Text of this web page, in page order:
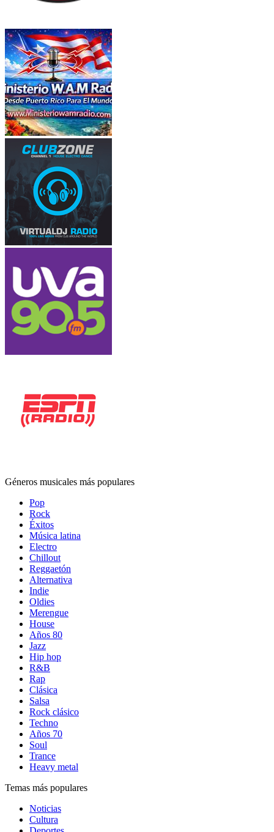
Géneros musicales más populares
Pop
Rock
Éxitos
Música latina
Electro
Chillout
Reggaetón
Alternativa
Indie
Oldies
Merengue
House
Años 80
Jazz
Hip hop
R&B
Rap
Clásica
Salsa
Rock clásico
Techno
Años 70
Soul
Trance
Heavy metal
Temas más populares
Noticias
Cultura